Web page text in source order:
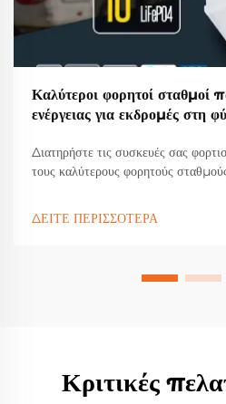
Καλύτεροι φορητοί σταθμοί
ενέργειας για εκδρομές στη
Διατηρήστε τις συσκευές σας
τους καλύτερους φορητούς
και τα ανθεκτικά μοντέλα που
ΔΕΙΤΕ ΠΕΡΙΣΣΟΤΕΡΑ
Κριτικές